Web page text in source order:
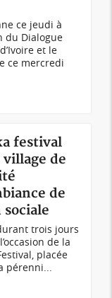
ce jeudi à
du Dialogue
et le
ce mercredi
festival
de
de
trois jours
de la
placée
pérenni...